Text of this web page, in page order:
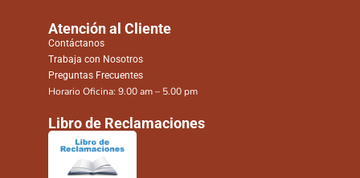
Atención al Cliente
Contáctanos
Trabaja con Nosotros
Preguntas Frecuentes
Horario Oficina: 9.00 am – 5.00 pm
Libro de Reclamaciones